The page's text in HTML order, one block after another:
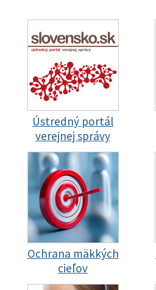
Ústredný portál
verejnej správy
Ochrana mäkkých
cieľov